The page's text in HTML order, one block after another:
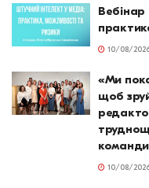
Вебінар
10/08/
«Ми
щоб
10/08/